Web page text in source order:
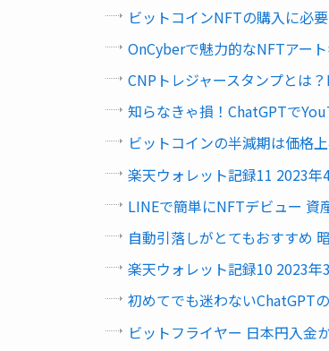
ビットコインNFTの購入に必
OnCyberで魅力的なNFTアー
CNPトレジャースタンプとは
知らなきゃ損！ChatGPTで
ビットコインの半減期は価格
楽天ウォレット記録11 2023年
LINEで簡単にNFTデビュー 資
自動引落しがとてもおすすめ
楽天ウォレット記録10 2023年
初めてでも迷わないChatGPT
ビットフライヤー 日本円入金